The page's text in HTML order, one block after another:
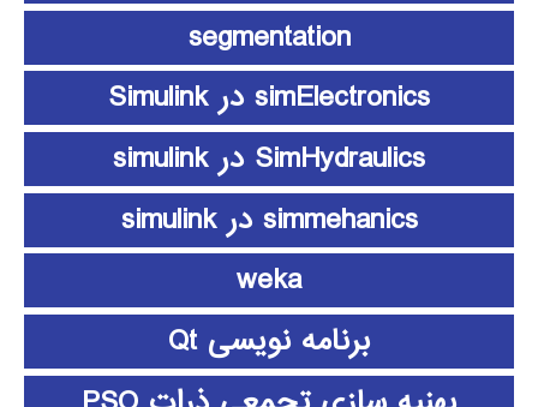
segmentation
simElectronics در Simulink
SimHydraulics در simulink
simmehanics در simulink
weka
برنامه نویسی Qt